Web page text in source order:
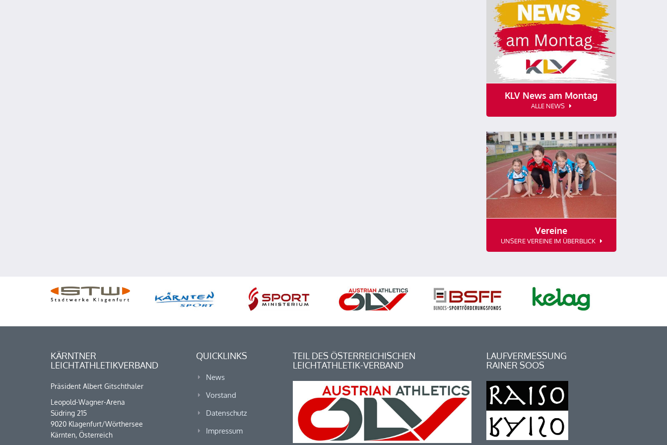
KLV News am Montag
ALLE NEWS
Vereine
UNSERE VEREINE IM ÜBERBLICK
KÄRNTNER
LEICHTATHLETIKVERBAND
Präsident Albert Gitschthaler
Leopold-Wagner-Arena
Südring 215
9020 Klagenfurt/Wörthersee
Kärnten, Österreich
QUICKLINKS
News
Vorstand
Datenschutz
Impressum
TEIL DES ÖSTERREICHISCHEN
LEICHTATHLETIK-VERBAND
LAUFVERMESSUNG
RAINER SOOS